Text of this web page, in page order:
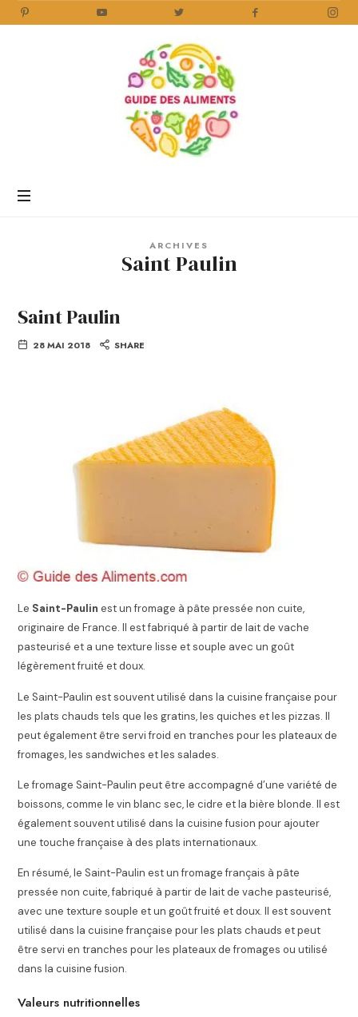
Aliments
ARCHIVES
Saint Paulin
Saint Paulin
28 MAI 2018 SHARE
Le Saint-Paulin est un fromage à pâte pressée non cuite,
originaire de France. Il est fabriqué à partir de lait de vache
pasteurisé et a une texture lisse et souple avec un goût
légèrement fruité et doux.
Le Saint-Paulin est souvent utilisé dans la cuisine française pour
les plats chauds tels que les gratins, les quiches et les pizzas. Il
peut également être servi froid en tranches pour les plateaux de
fromages, les sandwiches et les salades.
Le fromage Saint-Paulin peut être accompagné d’une variété de
boissons, comme le vin blanc sec, le cidre et la bière blonde. Il est
également souvent utilisé dans la cuisine fusion pour ajouter
une touche française à des plats internationaux.
En résumé, le Saint-Paulin est un fromage français à pâte
pressée non cuite, fabriqué à partir de lait de vache pasteurisé,
avec une texture souple et un goût fruité et doux. Il est souvent
utilisé dans la cuisine française pour les plats chauds et peut
être servi en tranches pour les plateaux de fromages ou utilisé
dans la cuisine fusion.
Valeurs nutritionnelles